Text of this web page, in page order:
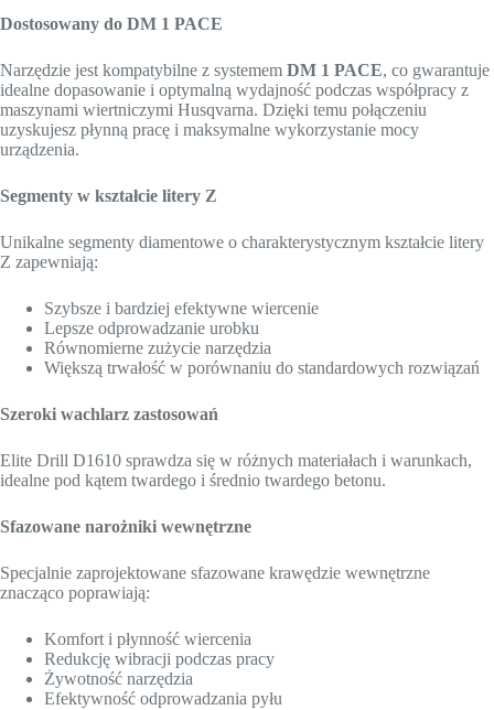
Dostosowany do DM 1 PACE
Narzędzie jest kompatybilne z systemem DM 1 PACE, co gwarantuje
idealne dopasowanie i optymalną wydajność podczas współpracy z
maszynami wiertniczymi Husqvarna. Dzięki temu połączeniu
uzyskujesz płynną pracę i maksymalne wykorzystanie mocy
urządzenia.
Segmenty w kształcie litery Z
Unikalne segmenty diamentowe o charakterystycznym kształcie litery
Z zapewniają:
Szybsze i bardziej efektywne wiercenie
Lepsze odprowadzanie urobku
Równomierne zużycie narzędzia
Większą trwałość w porównaniu do standardowych rozwiązań
Szeroki wachlarz zastosowań
Elite Drill D1610 sprawdza się w różnych materiałach i warunkach,
idealne pod kątem twardego i średnio twardego betonu.
Sfazowane narożniki wewnętrzne
Specjalnie zaprojektowane sfazowane krawędzie wewnętrzne
znacząco poprawiają:
Komfort i płynność wiercenia
Redukcję wibracji podczas pracy
Żywotność narzędzia
Efektywność odprowadzania pyłu